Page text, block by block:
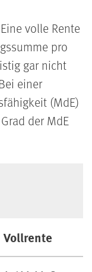
volle Rente
pro
gar nicht
einer
(MdE)
der MdE
Vollrente